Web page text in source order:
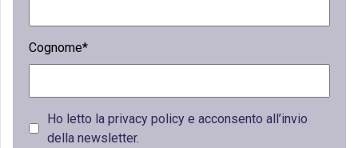
Cognome*
Ho letto la privacy policy e acconsento all’invio
della newsletter.